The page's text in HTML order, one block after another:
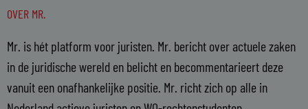
OVER MR.
Mr. is hét platform voor juristen. Mr. bericht over actuele zaken
in de juridische wereld en belicht en becommentarieert deze
vanuit een onafhankelijke positie. Mr. richt zich op alle in